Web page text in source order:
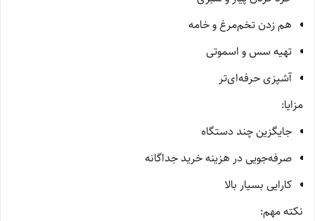
هم زدن تخم‌مرغ و خامه
تهیه سس و اسموتی
آشپزی حرفه‌ای‌تر
مزایا:
جایگزین چند دستگاه
صرفه‌جویی در هزینه خرید جداگانه
کارایی بسیار بالا
نکته مهم: